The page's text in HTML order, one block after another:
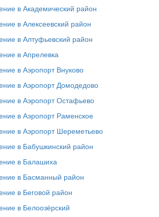
в Академический район
в Алексеевский район
в Алтуфьевский район
в Апрелевка
в Аэропорт Внуково
в Аэропорт Домодедово
в Аэропорт Остафьево
в Аэропорт Раменское
в Аэропорт Шереметьево
в Бабушкинский район
в Балашиха
в Басманный район
в Беговой район
в Белоозёрский